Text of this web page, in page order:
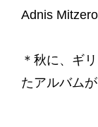
Adnis
＊秋に、ギ
たアルバム